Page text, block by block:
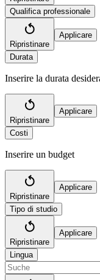
Qualifica professionale
Ripristinare
Applicare
Durata
Inserire la durata
Ripristinare
Applicare
Costi
Inserire un budget
Ripristinare
Applicare
Tipo di studio
Ripristinare
Applicare
Lingua